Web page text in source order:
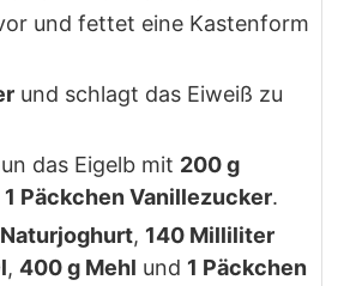
und fettet eine Kastenform
und schlagt das Eiweiß zu
das Eigelb mit 200 g
1 Päckchen Vanillezucker.
, 140 Milliliter
, 400 g Mehl und 1 Päckchen